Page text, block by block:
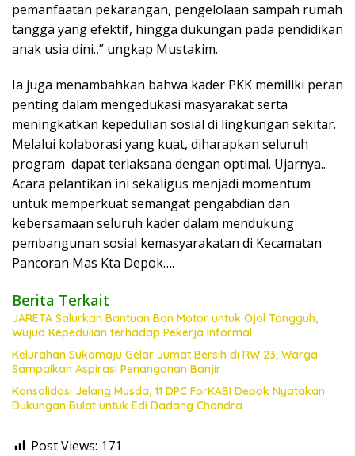
pemanfaatan pekarangan, pengelolaan sampah rumah
tangga yang efektif, hingga dukungan pada pendidikan
anak usia dini.,” ungkap Mustakim.
Ia juga menambahkan bahwa kader PKK memiliki peran
penting dalam mengedukasi masyarakat serta
meningkatkan kepedulian sosial di lingkungan sekitar.
Melalui kolaborasi yang kuat, diharapkan seluruh
program dapat terlaksana dengan optimal. Ujarnya..
Acara pelantikan ini sekaligus menjadi momentum
untuk memperkuat semangat pengabdian dan
kebersamaan seluruh kader dalam mendukung
pembangunan sosial kemasyarakatan di Kecamatan
Pancoran Mas Kta Depok….
Berita Terkait
JARETA Salurkan Bantuan Ban Motor untuk Ojol Tangguh,
Wujud Kepedulian terhadap Pekerja Informal
Kelurahan Sukamaju Gelar Jumat Bersih di RW 23, Warga
Sampaikan Aspirasi Penanganan Banjir
Konsolidasi Jelang Musda, 11 DPC ForKABI Depok Nyatakan
Dukungan Bulat untuk Edi Dadang Chandra
Post Views: 171